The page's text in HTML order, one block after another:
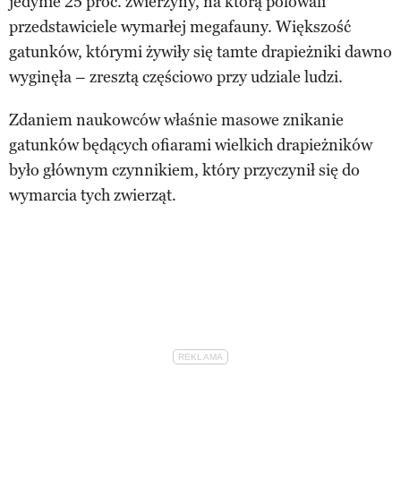
przedstawiciele wymarłej megafauny. Większość
gatunków, którymi żywiły się tamte drapieżniki dawno
wyginęła – zresztą częściowo przy udziale ludzi.
Zdaniem naukowców właśnie masowe znikanie
gatunków będących ofiarami wielkich drapieżników
było głównym czynnikiem, który przyczynił się do
wymarcia tych zwierząt.